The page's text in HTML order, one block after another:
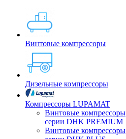
Винтовые компрессоры
Дизельные компрессоры
Компрессоры LUPAMAT
Винтовые компрессоры
серии DHK PREMIUM
Винтовые компрессоры